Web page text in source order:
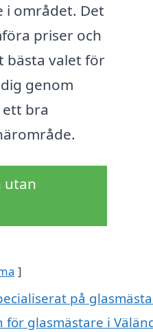
i området. Det
priser och
bästa valet för
genom
bra
utan
på
glasmästare i